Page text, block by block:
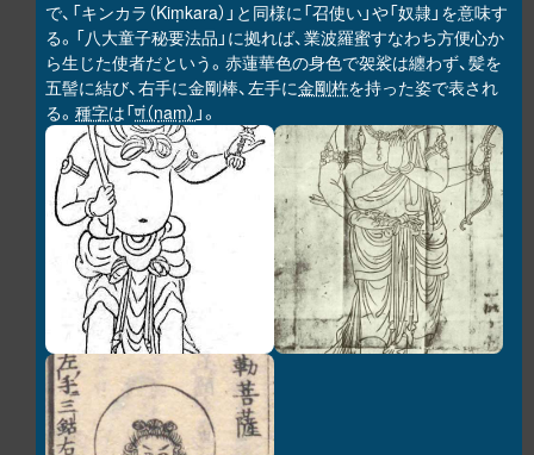
で、「キンカラ（Kiṃkara）」と同様に「召使い」や「奴隷」を意味す
る。「八大童子秘要法品」に拠れば、業波羅蜜すなわち方便心か
ら生じた使者だという。赤蓮華色の身色で袈裟は纏わず、髪を
五髻に結び、右手に金剛棒、左手に金剛杵を持った姿で表され
る。 種字は「णं（ṇaṃ） 」。